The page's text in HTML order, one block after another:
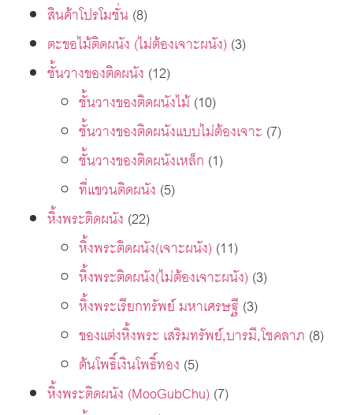
สินค้าโปรโมชั่น(8)
ตะขอไม้ติดผนัง (ไม่ต้องเจาะผนัง)(3)
ชั้นวางของติดผนัง (12)
ชั้นวางของติดผนังไม้(10)
ชั้นวางของติดผนังแบบไม่ต้องเจาะ (7)
ชั้นวางของติดผนังเหล็ก (1)
ที่แขวนติดผนัง (5)
หิ้งพระติดผนัง (22)
หิ้งพระติดผนัง(เจาะผนัง)(11)
หิ้งพระติดผนัง(ไม่ต้องเจาะผนัง)(3)
หิ้งพระเรียกทรัพย์ มหาเศรษฐี (3)
ของแต่งหิ้งพระ เสริมทรัพย์,บารมี,โชคลาภ (8)
ต้นโพธิ์เงินโพธิ์ทอง (5)
หิ้งพระติดผนัง (MooGubChu)(7)